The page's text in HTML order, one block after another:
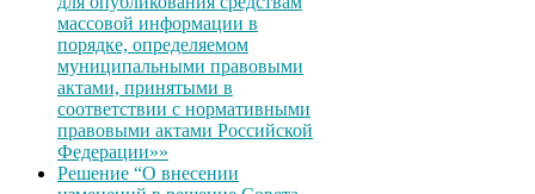
массовой информации в
порядке, определяемом
муниципальными правовыми
актами, принятыми в
соответствии с нормативными
правовыми актами Российской
Федерации»»
Решение “О внесении